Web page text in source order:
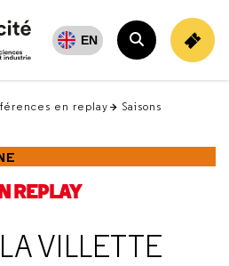
EN
Rechercher
en replay
Saisons
REPLAY
VILLETTE